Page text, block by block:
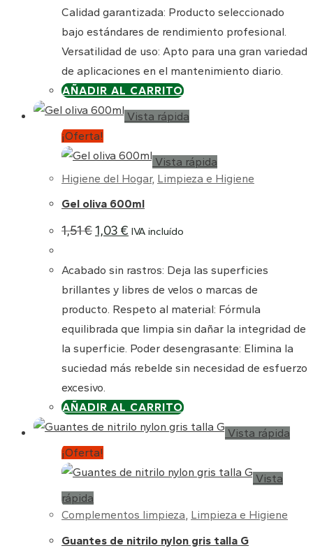
Calidad garantizada: Producto seleccionado
bajo estándares de rendimiento profesional.
Versatilidad de uso: Apto para una gran variedad
de aplicaciones en el mantenimiento diario.
AÑADIR AL CARRITO
Vista rápida
¡Oferta!
Vista rápida
Higiene del Hogar, Limpieza e Higiene
Gel oliva 600ml
1,51€El
precio
era:
1,51 €.
1,03 € El
precio
es:
1,03 €.
IVA incluído
Acabado sin rastros: Deja las superficies
brillantes y libres de velos o marcas de
producto. Respeto al material: Fórmula
equilibrada que limpia sin dañar la integridad de
la superficie. Poder desengrasante: Elimina la
suciedad más rebelde sin necesidad de esfuerzo
excesivo.
AÑADIR AL CARRITO
Vista rápida
¡Oferta!
Vista
rápida
Complementos limpieza, Limpieza e Higiene
Guantes de nitrilo nylon gris talla G